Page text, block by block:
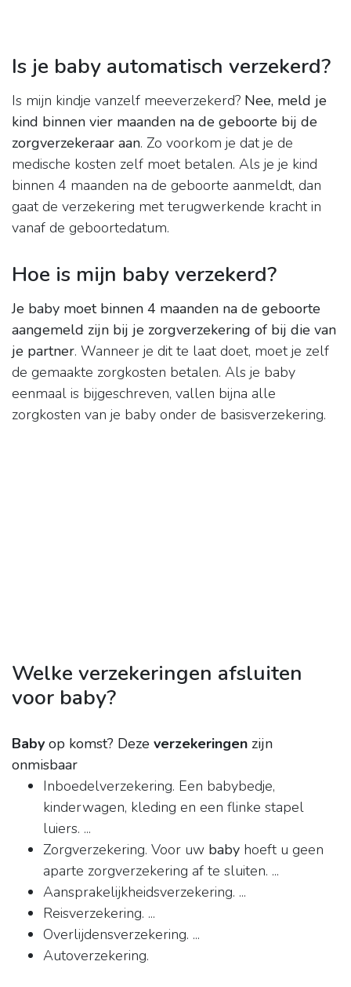
Is je baby automatisch verzekerd?
Is mijn kindje vanzelf meeverzekerd? Nee, meld je
kind binnen vier maanden na de geboorte bij de
zorgverzekeraar aan. Zo voorkom je dat je de
medische kosten zelf moet betalen. Als je je kind
binnen 4 maanden na de geboorte aanmeldt, dan
gaat de verzekering met terugwerkende kracht in
vanaf de geboortedatum.
Hoe is mijn baby verzekerd?
Je baby moet binnen 4 maanden na de geboorte
aangemeld zijn bij je zorgverzekering of bij die van
je partner. Wanneer je dit te laat doet, moet je zelf
de gemaakte zorgkosten betalen. Als je baby
eenmaal is bijgeschreven, vallen bijna alle
zorgkosten van je baby onder de basisverzekering.
Welke verzekeringen afsluiten
voor baby?
Baby op komst? Deze verzekeringen zijn
onmisbaar
Inboedelverzekering. Een babybedje,
kinderwagen, kleding en een flinke stapel
luiers. ...
Zorgverzekering. Voor uw baby hoeft u geen
aparte zorgverzekering af te sluiten. ...
Aansprakelijkheidsverzekering. ...
Reisverzekering. ...
Overlijdensverzekering. ...
Autoverzekering.